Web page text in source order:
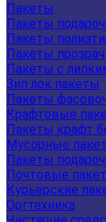
Пакеты
Пакеты
Пакеты
Пакеты
Пакеты с
Зип лок пакеты
Пакеты
Крафтовые
Пакеты крафт
Мусорные
Пакеты
Почтовые
Курьерские
Оргтехника